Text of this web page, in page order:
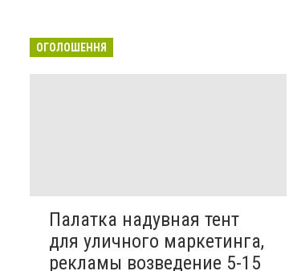
ОГОЛОШЕННЯ
Палатка надувная тент
для уличного маркетинга,
рекламы возведение 5-15